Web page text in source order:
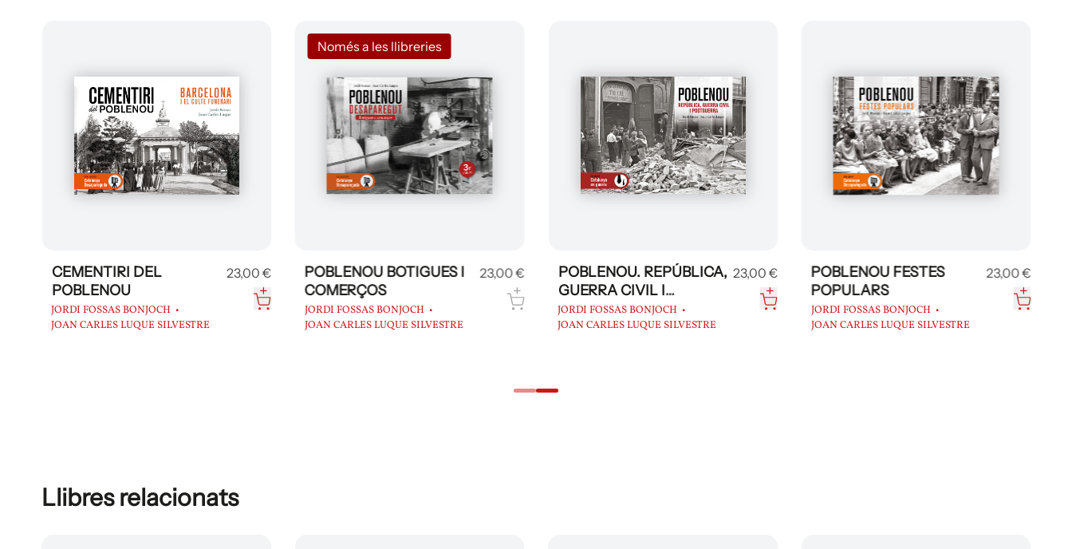
CEMENTIRI DEL
POBLENOU
JORDI FOSSAS BONJOCH
JOAN CARLES LUQUE SILVESTRE
23,00 €
Només a les llibreries
POBLENOU BOTIGUES I
COMERÇOS
JORDI FOSSAS BONJOCH
JOAN CARLES LUQUE SILVESTRE
23,00 €
POBLENOU. REPÚBLICA,
GUERRA CIVIL I
POSTGUERRA
JORDI FOSSAS BONJOCH
JOAN CARLES LUQUE SILVESTRE
23,00 €
POBLENOU FESTES
POPULARS
JORDI FOSSAS BONJOCH
JOAN CARLES LUQUE SILVESTRE
23,00 €
Llibres relacionats